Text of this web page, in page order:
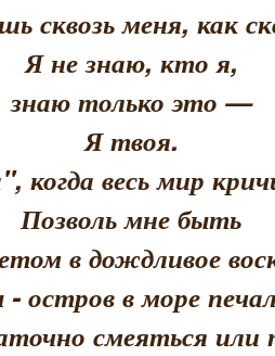
сквозь меня, как
Я не знаю, кто я,
знаю только это —
Я твоя.
когда весь мир
Позволь мне быть
в дождливое
остров в море
смеяться или